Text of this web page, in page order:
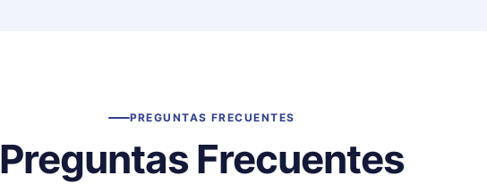
PREGUNTAS FRECUENTES
Preguntas Frecuentes